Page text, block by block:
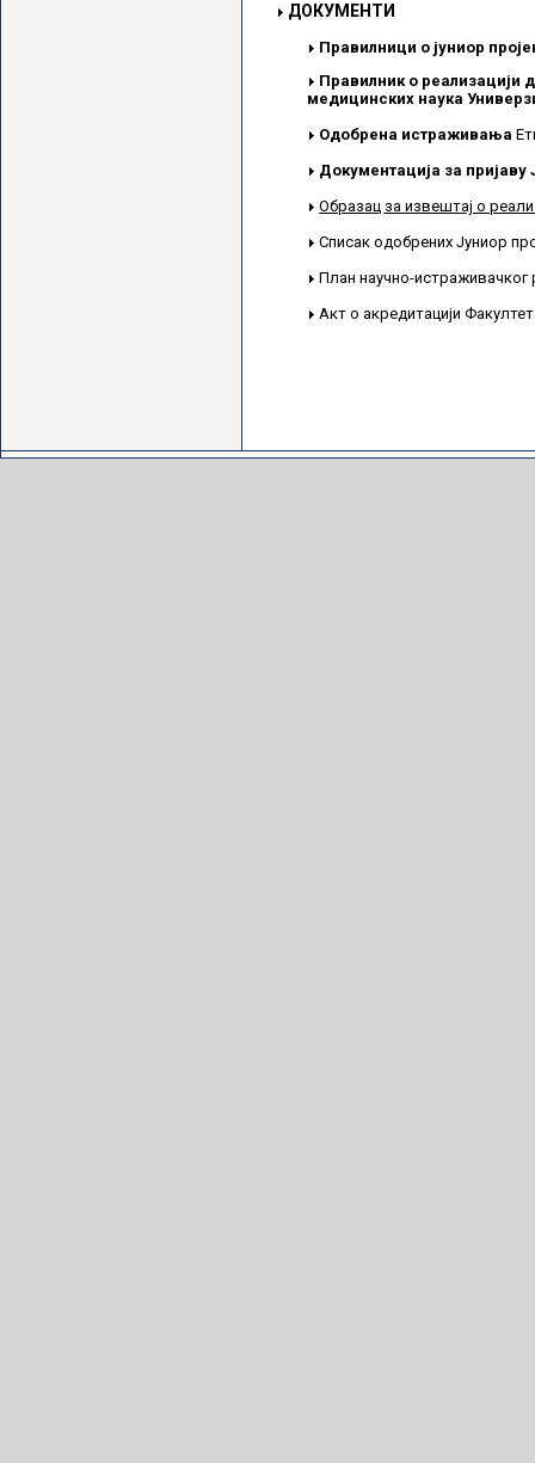
ДОКУМЕНТИ
Правилници о јуниор
Правилник о реализацији
медицинских наука
Одобрена истраживања
Документација за
Образац за извештај о
Списак одобрених Јуниор
План научно-истраживачког
Акт о акредитацији